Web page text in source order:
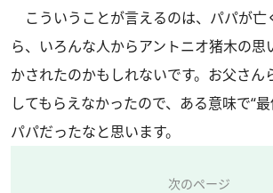
こういうことが言えるのは、パパが亡
ら、いろんな人からアントニオ猪木の思
かされたのかもしれないです。お父さん
してもらえなかったので、ある意味で“最
パパだったなと思います。
次のページ